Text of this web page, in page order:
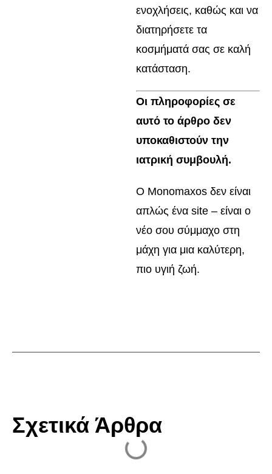
ενοχλήσεις, καθώς και να
διατηρήσετε τα
κοσμήματά σας σε καλή
κατάσταση.
Οι πληροφορίες σε
αυτό το άρθρο δεν
υποκαθιστούν την
ιατρική συμβουλή.
Ο Monomaxos δεν είναι
απλώς ένα site – είναι ο
νέο σου σύμμαχο στη
μάχη για μια καλύτερη,
πιο υγιή ζωή.
Σχετικά Άρθρα